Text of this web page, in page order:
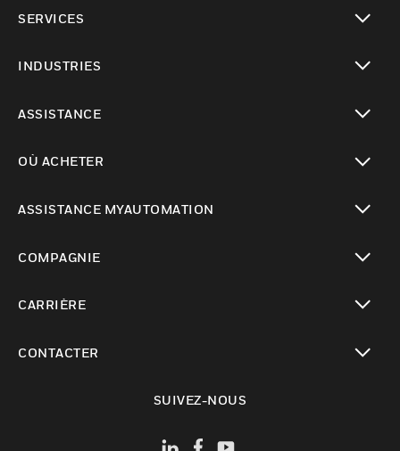
SERVICES
INDUSTRIES
ASSISTANCE
OÙ ACHETER
ASSISTANCE MYAUTOMATION
COMPAGNIE
CARRIÈRE
CONTACTER
SUIVEZ-NOUS